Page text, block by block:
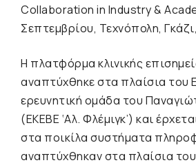
Collaboration in Industry &
Σεπτεμβρίου, Τεχνόπολη,
H πλατφόρμα κλινικής
αναπτύχθηκε στα πλαίσια του
ερευνητική ομάδα του
(ΕΚΕΒΕ ‘Αλ. Φλέμιγκ’) και
στα ποικίλα συστήματα
αναπτύχθηκαν στα πλαίσια